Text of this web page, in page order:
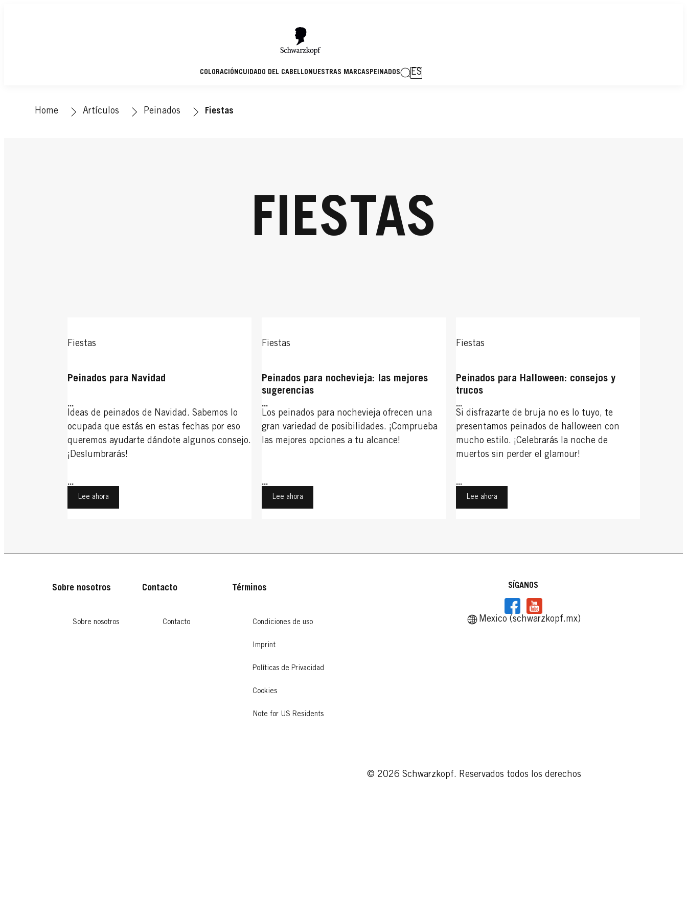
COLORACIÓNCUIDADO DEL CABELLONUESTRAS MARCASPEINADOS ES
Home Artículos Peinados Fiestas
FIESTAS
Fiestas
Peinados para Navidad
...
Ideas de peinados de Navidad. Sabemos lo
ocupada que estás en estas fechas por eso
queremos ayudarte dándote algunos consejo.
¡Deslumbrarás!
...
Lee ahora
Fiestas
Peinados para nochevieja: las mejores
sugerencias
...
Los peinados para nochevieja ofrecen una
gran variedad de posibilidades. ¡Comprueba
las mejores opciones a tu alcance!
...
Lee ahora
Fiestas
Peinados para Halloween: consejos y
trucos
...
Si disfrazarte de bruja no es lo tuyo, te
presentamos peinados de halloween con
mucho estilo. ¡Celebrarás la noche de
muertos sin perder el glamour!
...
Lee ahora
Sobre nosotros
Sobre nosotros
Contacto
Contacto
Términos
Condiciones de uso
Imprint
Políticas de Privacidad
Cookies
Note for US Residents
SÍGANOS
Mexico (schwarzkopf.mx)
© 2026 Schwarzkopf. Reservados todos los derechos